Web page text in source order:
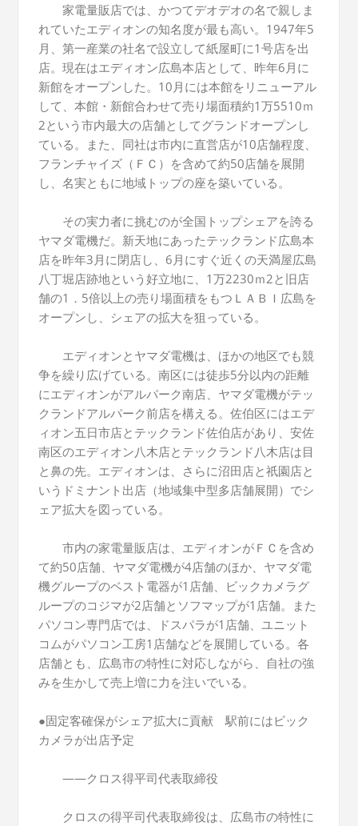
家電量販店では、かつてデオデオの名で親しま
れていたエディオンの知名度が最も高い。1947年5
月、第一産業の社名で設立して紙屋町に1号店を出
店。現在はエディオン広島本店として、昨年6月に
新館をオープンした。10月には本館をリニューアル
して、本館・新館合わせて売り場面積約1万5510ｍ
2という市内最大の店舗としてグランドオープンし
ている。また、同社は市内に直営店が10店舗程度、
フランチャイズ（ＦＣ）を含めて約50店舗を展開
し、名実ともに地域トップの座を築いている。
その実力者に挑むのが全国トップシェアを誇る
ヤマダ電機だ。新天地にあったテックランド広島本
店を昨年3月に閉店し、6月にすぐ近くの天満屋広島
八丁堀店跡地という好立地に、1万2230ｍ2と旧店
舗の1．5倍以上の売り場面積をもつＬＡＢＩ広島を
オープンし、シェアの拡大を狙っている。
エディオンとヤマダ電機は、ほかの地区でも競
争を繰り広げている。南区には徒歩5分以内の距離
にエディオンがアルパーク南店、ヤマダ電機がテッ
クランドアルパーク前店を構える。佐伯区にはエデ
ィオン五日市店とテックランド佐伯店があり、安佐
南区のエディオン八木店とテックランド八木店は目
と鼻の先。エディオンは、さらに沼田店と祇園店と
いうドミナント出店（地域集中型多店舗展開）でシ
ェア拡大を図っている。
市内の家電量販店は、エディオンがＦＣを含め
て約50店舗、ヤマダ電機が4店舗のほか、ヤマダ電
機グループのベスト電器が1店舗、ビックカメラグ
ループのコジマが2店舗とソフマップが1店舗。また
パソコン専門店では、ドスパラが1店舗、ユニット
コムがパソコン工房1店舗などを展開している。各
店舗とも、広島市の特性に対応しながら、自社の強
みを生かして売上増に力を注いでいる。
●固定客確保がシェア拡大に貢献 駅前にはビック
カメラが出店予定
――クロス得平司代表取締役
クロスの得平司代表取締役は、広島市の特性に